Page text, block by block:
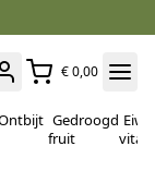
€ 0,00
Gedroogd
fruit